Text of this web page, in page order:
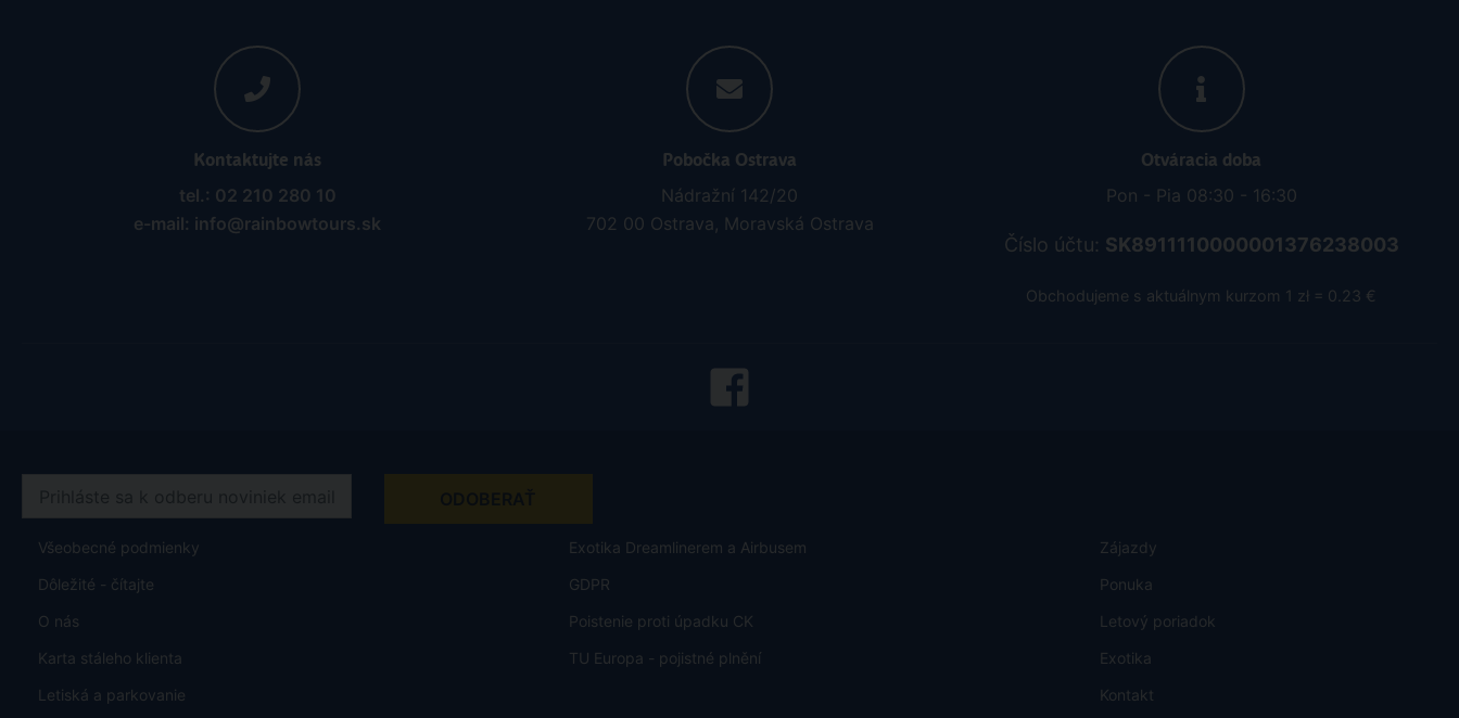
Kontaktujte nás
tel.: 02 210 280 10
e-mail: info@rainbowtours.sk
Pobočka Ostrava
Nádražní 142/20
702 00 Ostrava, Moravská Ostrava
Otváracia doba
Pon - Pia 08:30 - 16:30
Číslo účtu: SK8911110000001376238003
Obchodujeme s aktuálnym kurzom 1 zł = 0.23 €
Všeobecné podmienky
Dôležité - čítajte
O nás
Karta stáleho klienta
Letiská a parkovanie
Exotika Dreamlinerem a Airbusem
GDPR
Poistenie proti úpadku CK
TU Europa - pojistné plnění
Zájazdy
Ponuka
Letový poriadok
Exotika
Kontakt